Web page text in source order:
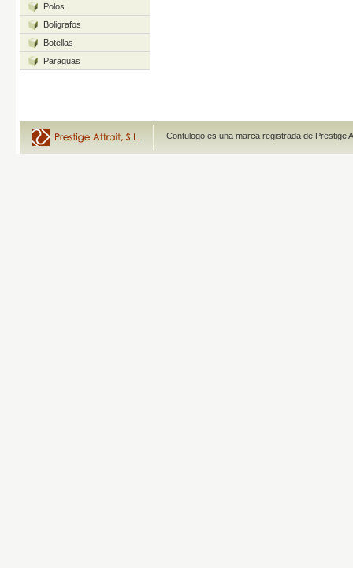
Polos
Boligrafos
Botellas
Paraguas
Contulogo es una marca registrada de